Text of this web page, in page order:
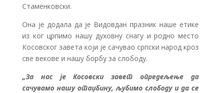
Стаменковски.
Она је додала да је Видовдан празник наше етике
из ког црпимо нашу духовну снагу и родно место
Косовског завета који је сачувао српски народ кроз
све векове и нашу борбу за слободу.
„За нас је Косовски завет опредељење да
сачувамо нашу отаџбину, љубимо слободу и да се